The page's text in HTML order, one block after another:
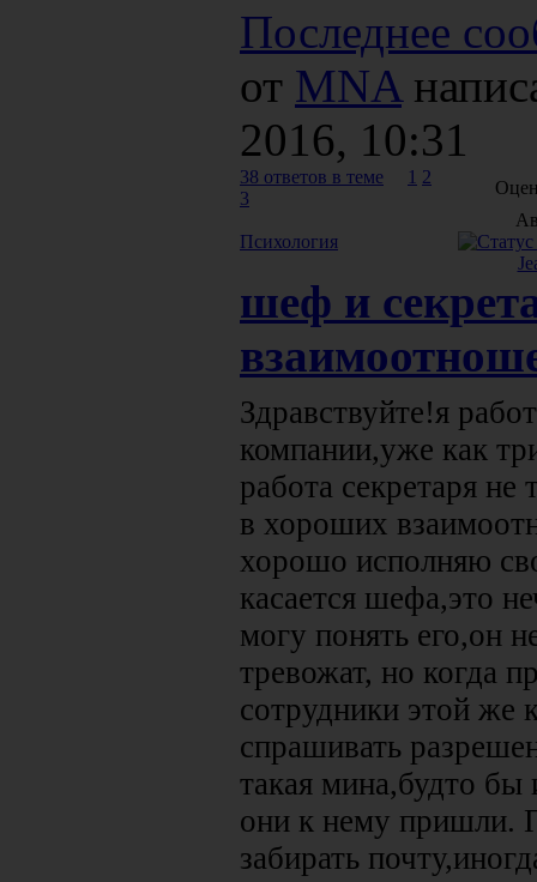
Последнее
от MNA
2016, 10:31
38 ответов в теме 1 2
3
Психология
шеф и
Здравствуйте!я
компании,уже как
работа секретаря
в хороших
хорошо исполняю
касается шефа,это
могу понять его,он
тревожат, но когда
сотрудники этой же
спрашивать
такая мина,будто бы
они к нему пришли.
забирать